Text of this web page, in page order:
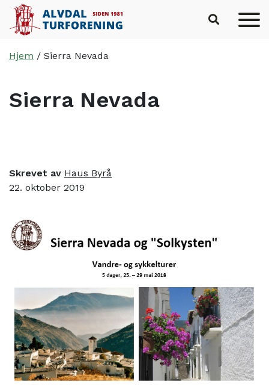
Hjem / Sierra Nevada
Sierra Nevada
Skrevet av Haus Byrå
22. oktober 2019